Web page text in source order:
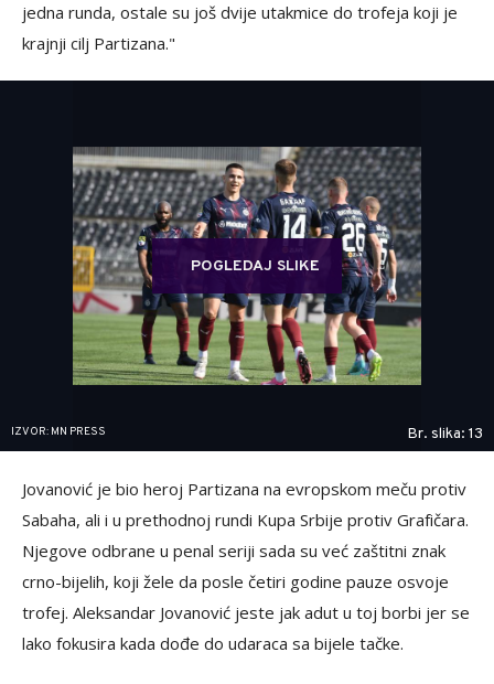
jedna runda, ostale su još dvije utakmice do trofeja koji je
krajnji cilj Partizana."
POGLEDAJ SLIKE
IZVOR: MN PRESS Br. slika: 13
Jovanović je bio heroj Partizana na evropskom meču protiv
Sabaha, ali i u prethodnoj rundi Kupa Srbije protiv Grafičara.
Njegove odbrane u penal seriji sada su već zaštitni znak
crno-bijelih, koji žele da posle četiri godine pauze osvoje
trofej. Aleksandar Jovanović jeste jak adut u toj borbi jer se
lako fokusira kada dođe do udaraca sa bijele tačke.